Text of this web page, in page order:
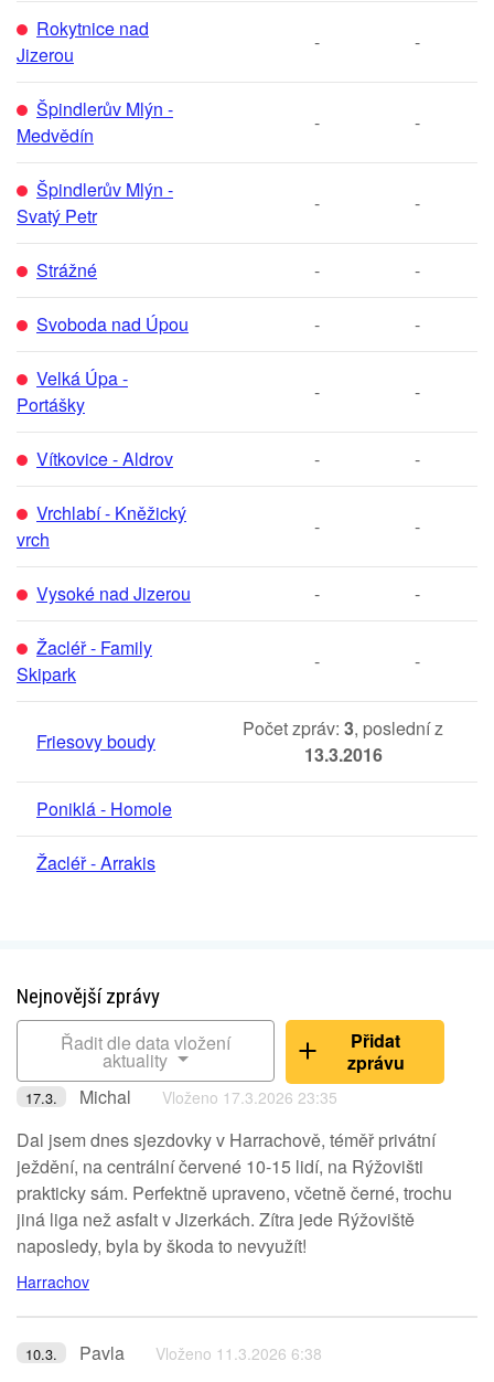
Rokytnice nad
Jizerou
- -
Špindlerův Mlýn -
Medvědín
- -
Špindlerův Mlýn -
Svatý Petr
- -
Strážné - -
Svoboda nad Úpou - -
Velká Úpa -
Portášky
- -
Vítkovice - Aldrov - -
Vrchlabí - Kněžický
vrch
- -
Vysoké nad Jizerou - -
Žacléř - Family
Skipark
- -
Friesovy boudy
Počet zpráv: 3, poslední z
13.3.2016
Poniklá - Homole
Žacléř - Arrakis
Nejnovější zprávy
Řadit dle data vložení
aktuality
Přidat
zprávu
17.3. Michal Vloženo 17.3.2026 23:35
Dal jsem dnes sjezdovky v Harrachově, téměř privátní
ježdění, na centrální červené 10-15 lidí, na Rýžovišti
prakticky sám. Perfektně upraveno, včetně černé, trochu
jiná liga než asfalt v Jizerkách. Zítra jede Rýžoviště
naposledy, byla by škoda to nevyužít!
Harrachov
10.3. Pavla Vloženo 11.3.2026 6:38